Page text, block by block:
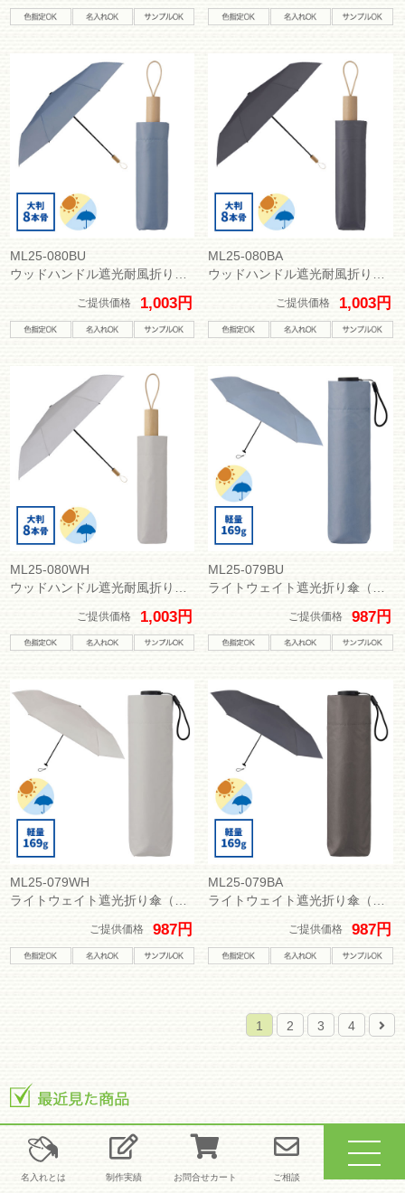
ML25-080BU
ウッドハンドル遮光耐風折り傘（晴雨兼用）
ご提供価格 1,003円
ML25-080BA
ウッドハンドル遮光耐風折り傘（晴雨兼用）
ご提供価格 1,003円
ML25-080WH
ご提供価格 1,003円
ML25-079BU
ご提供価格 987円
ML25-079WH
ご提供価格 987円
ML25-079BA
ご提供価格 987円
1 2 3 4
名入れとは 制作実績 お問合せカート ご相談